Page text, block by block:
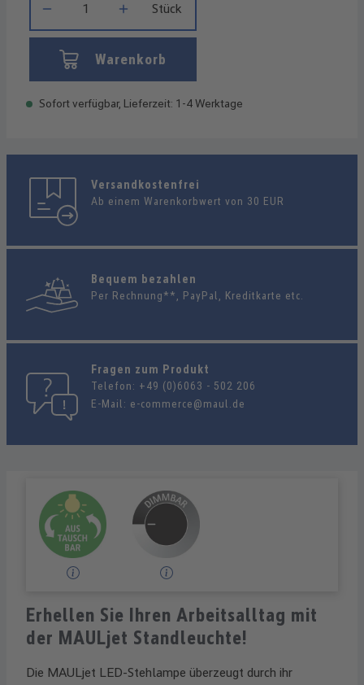
Stück
Warenkorb
Sofort verfügbar, Lieferzeit: 1-4 Werktage
Versandkostenfrei
Ab einem Warenkorbwert von 30 EUR
Bequem bezahlen
Per Rechnung**, PayPal, Kreditkarte etc.
Fragen zum Produkt
Telefon: +49 (0)6063 - 502 206
E-Mail: e-commerce@maul.de
Erhellen Sie Ihren Arbeitsalltag mit
der MAULjet Standleuchte!
Die MAULjet LED-Stehlampe überzeugt durch ihr